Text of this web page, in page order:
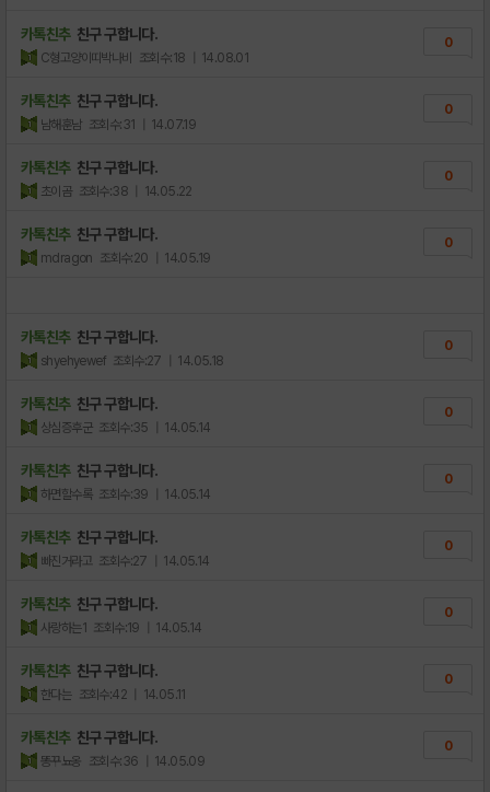
카톡친추 친구 구합니다.
C형고양이띠박나비 조회수:18 | 14.08.01
0
카톡친추 친구 구합니다.
남해훈남 조회수:31 | 14.07.19
0
카톡친추 친구 구합니다.
초이곰 조회수:38 | 14.05.22
0
카톡친추 친구 구합니다.
mdragon 조회수:20 | 14.05.19
0
카톡친추 친구 구합니다.
shyehyewef 조회수:27 | 14.05.18
0
카톡친추 친구 구합니다.
상심증후군 조회수:35 | 14.05.14
0
카톡친추 친구 구합니다.
하면할수록 조회수:39 | 14.05.14
0
카톡친추 친구 구합니다.
빠진거라고 조회수:27 | 14.05.14
0
카톡친추 친구 구합니다.
사랑하는1 조회수:19 | 14.05.14
0
카톡친추 친구 구합니다.
한다는 조회수:42 | 14.05.11
0
카톡친추 친구 구합니다.
똥꾸뇨옹 조회수:36 | 14.05.09
0